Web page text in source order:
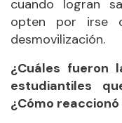
cuando logran
opten por irse
desmovilización.
¿Cuáles fueron
estudiantiles
¿Cómo